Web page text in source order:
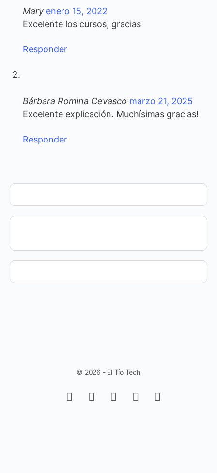
Mary enero 15, 2022
Excelente los cursos, gracias
Responder
Bárbara Romina Cevasco marzo 21, 2025
Excelente explicación. Muchísimas gracias!
Responder
© 2026 - El Tío Tech